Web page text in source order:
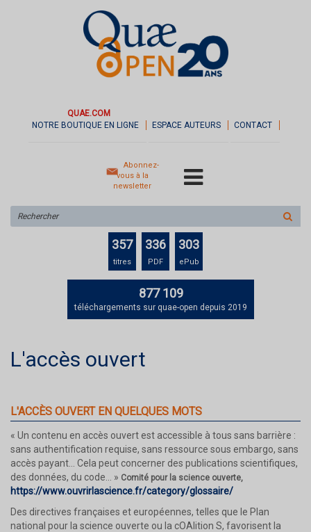
QUAE.COM
NOTRE BOUTIQUE EN LIGNE
ESPACE AUTEURS CONTACT
Abonnez-
vous à la
newsletter
sur
le
357
titres
336
PDF
303
ePub
877 109
téléchargements sur quae-open depuis 2019
L'accès ouvert
L'ACCÈS OUVERT EN QUELQUES MOTS
« Un contenu en accès ouvert est accessible à tous sans barrière :
sans authentification requise, sans ressource sous embargo, sans
accès payant… Cela peut concerner des publications scientifiques,
des données, du code… » Comité pour la science ouverte,
https://www.ouvrirlascience.fr/category/glossaire/
Des directives françaises et européennes, telles que le Plan
national pour la science ouverte ou la cOAlition S, favorisent la